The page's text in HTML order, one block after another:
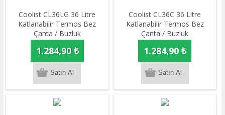
Coolist CL36LG 36 Litre
Katlanabilir Termos Bez
Çanta / Buzluk
1.284,90 ₺
Coolist CL36C 36 Litre
Katlanabilir Termos Bez
Çanta / Buzluk
1.284,90 ₺